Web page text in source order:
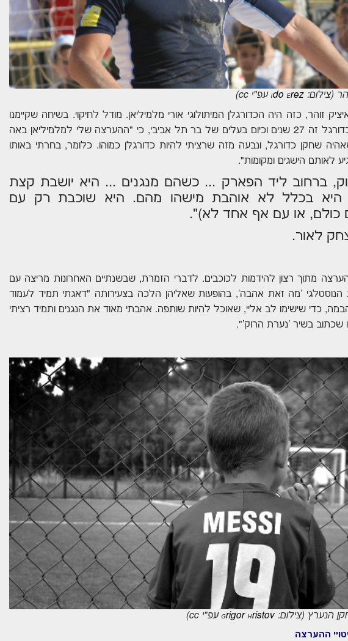
(צילום: Ido Erez עפ"יcc
)
זוהר, כזה היה הכדורגלן המיתולוגי אורי מלמיליאן. מודל לחיקוי. בשיחה שקיימנו
הסביר זוהר, אושיית-כדורגל זה 27 שנים וכיום בעלים של בר תל אביבי, כי "ההערצה שלי למלמיליאן באה
שחקן כדורגל, ונבעה מזה שרציתי להיות כדורגלן כמוהו. כלומר, בחרתי באותו
לאותם הישגים ומקומות".
ברחוב ליד הפארק ... כשהם מנגנים ... היא יושבת קצת
בכלל לא אוהבת מישהו מהם. היא שוכבת רק עם
כולם, או עם אף אחד לא)".
לאור.
מתוך רצון להידמות לכוכבים. לדברי הזמרת, שבשנתיים האחרונות מריצה עם
'מה זאת אהבה', בהופעות שאליהן הלכה בצעירותה "דאגתי תמיד לעמוד
כדי שישימו לב אליי, שאוכל להיות שותפה. אהבתי מאוד את הנגנים ותמיד רציתי
שכתוב בשיר 'נערת הרוק'".
הנערץ (צילום: Grigor Hristov עפ"יcc
)
ההערצה